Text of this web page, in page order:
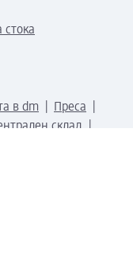
в dm
Преса
склад